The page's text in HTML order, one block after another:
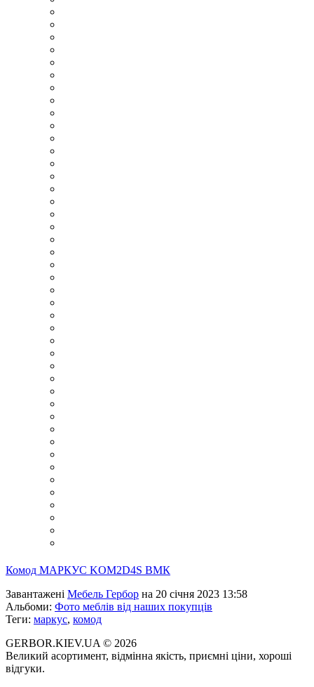
Комод МАРКУС KOM2D4S ВМК
Завантажені Мебель Гербор на 20 січня 2023 13:58
Альбоми: Фото меблів від наших покупців
Теги: маркус, комод
GERBOR.KIEV.UA © 2026
Великий асортимент, відмінна якість, приємні ціни, хороші
відгуки.